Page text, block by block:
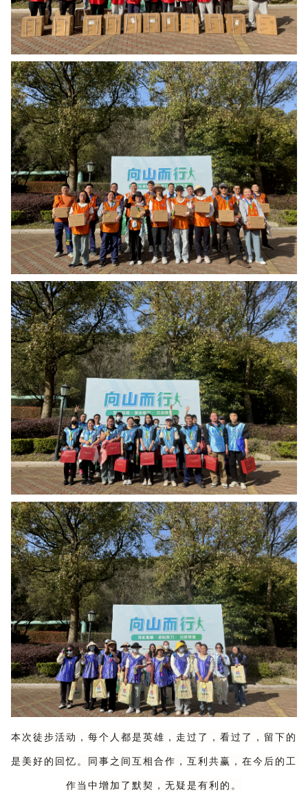
本次徒步活动，每个人都是英雄，走过了，看过了，留下的
是美好的回忆。同事之间互相合作，互利共赢，在今后的工
作当中增加了默契，无疑是有利的。